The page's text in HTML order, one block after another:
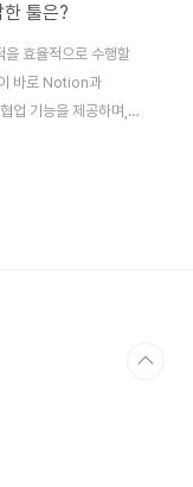
툴은?
을 효율적으로 수행할
바로 Notion과
기능을 제공하며,
식 관리(PKM,
번 글에서는 두 툴의